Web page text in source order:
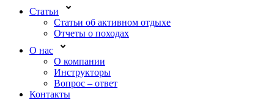
Статьи
Статьи об активном отдыхе
Отчеты о походах
О нас
О компании
Инструкторы
Вопрос – ответ
Контакты